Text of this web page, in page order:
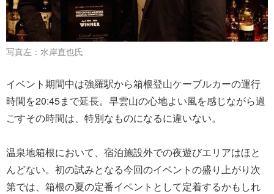
写真左：水岸直也氏
イベント期間中は強羅駅から箱根登山ケーブルカーの運行
時間を20:45まで延長。早雲山の心地よい風を感じながら過
ごすその時間は、特別なものになるに違いない。
温泉地箱根において、宿泊施設外での夜遊びエリアはほと
んどない。初の試みとなる今回のイベントの盛り上がり次
第では、箱根の夏の定番イベントとして定着するかもしれ